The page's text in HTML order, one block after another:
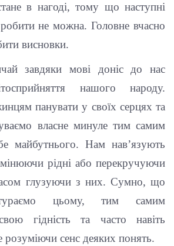
в нагоді, тому що наступні
не можна. Головне вчасно
висновки.
завдяки мові доніс до нас
нашого народу.
панувати у своїх серцях та
власне минуле тим самим
майбутнього. Нам нав’язують
рідні або перекручуючи
глузуючи з них. Сумно, що
цьому, тим самим
гідність та часто навіть
розуміючи сенс деяких понять.